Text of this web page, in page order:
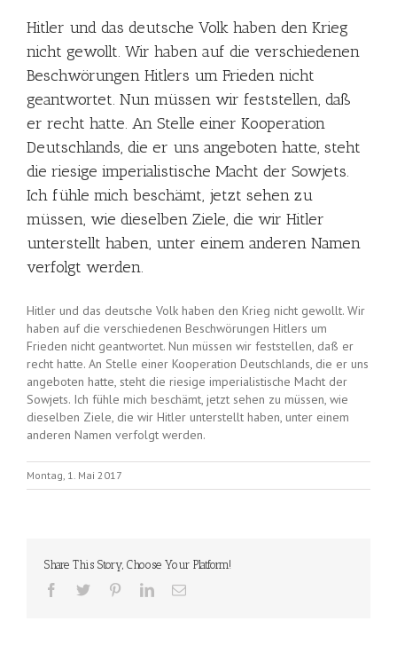
Hitler und das deutsche Volk haben den Krieg
nicht gewollt. Wir haben auf die verschiedenen
Beschwörungen Hitlers um Frieden nicht
geantwortet. Nun müssen wir feststellen, daß
er recht hatte. An Stelle einer Kooperation
Deutschlands, die er uns angeboten hatte, steht
die riesige imperialistische Macht der Sowjets.
Ich fühle mich beschämt, jetzt sehen zu
müssen, wie dieselben Ziele, die wir Hitler
unterstellt haben, unter einem anderen Namen
verfolgt werden.
Hitler und das deutsche Volk haben den Krieg nicht gewollt. Wir
haben auf die verschiedenen Beschwörungen Hitlers um
Frieden nicht geantwortet. Nun müssen wir feststellen, daß er
recht hatte. An Stelle einer Kooperation Deutschlands, die er uns
angeboten hatte, steht die riesige imperialistische Macht der
Sowjets. Ich fühle mich beschämt, jetzt sehen zu müssen, wie
dieselben Ziele, die wir Hitler unterstellt haben, unter einem
anderen Namen verfolgt werden.
Montag, 1. Mai 2017
Share This Story, Choose Your Platform!